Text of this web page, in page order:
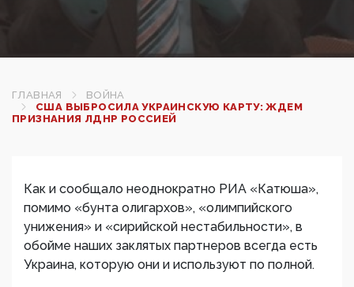
ГЛАВНАЯ
ВОЙНА
США ВЫБРОСИЛА УКРАИНСКУЮ КАРТУ: ЖДЕМ
ПРИЗНАНИЯ ЛДНР РОССИЕЙ
Как и сообщало неоднократно РИА «Катюша»,
помимо «бунта олигархов», «олимпийского
унижения» и «сирийской нестабильности», в
обойме наших заклятых партнеров всегда есть
Украина, которую они и используют по полной.